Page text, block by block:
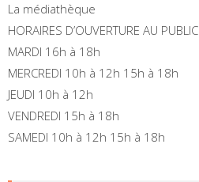
La médiathèque
HORAIRES D’OUVERTURE AU PUBLIC
MARDI 16h à 18h
MERCREDI 10h à 12h 15h à 18h
JEUDI 10h à 12h
VENDREDI 15h à 18h
SAMEDI 10h à 12h 15h à 18h